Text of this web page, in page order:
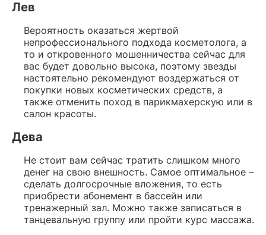
Лев
Вероятность оказаться жертвой
непрофессионального подхода косметолога, а
то и откровенного мошенничества сейчас для
вас будет довольно высока, поэтому звезды
настоятельно рекомендуют воздержаться от
покупки новых косметических средств, а
также отменить поход в парикмахерскую или в
салон красоты.
Дева
Не стоит вам сейчас тратить слишком много
денег на свою внешность. Самое оптимальное –
сделать долгосрочные вложения, то есть
приобрести абонемент в бассейн или
тренажерный зал. Можно также записаться в
танцевальную группу или пройти курс массажа.